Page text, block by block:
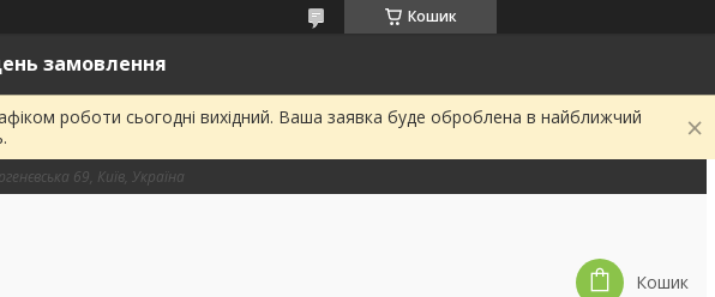
Кошик
замовлення
роботи сьогодні вихідний. Ваша заявка буде оброблена в найближчий
69, Київ, Україна
Кошик